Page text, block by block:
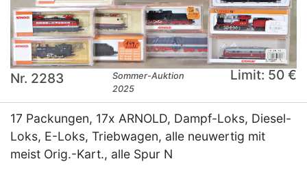
Nr. 2283
Sommer-Auktion
2025
Limit: 50 €
17 Packungen, 17x ARNOLD, Dampf-Loks, Diesel-
Loks, E-Loks, Triebwagen, alle neuwertig mit
meist Orig.-Kart., alle Spur N